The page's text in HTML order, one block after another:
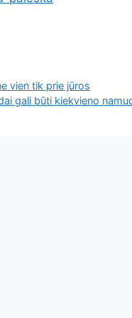
vien tik prie jūros
gali būti kiekvieno